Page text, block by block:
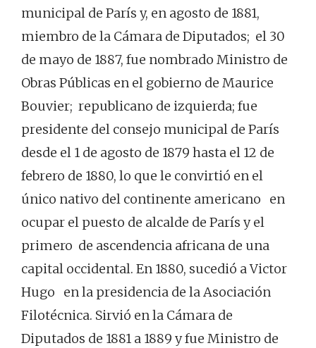
municipal de París y, en agosto de 1881,
miembro de la Cámara de Diputados; ​ el 30
de mayo de 1887, fue nombrado Ministro de
Obras Públicas en el gobierno de Maurice
Bouvier; republicano de izquierda; fue
presidente del consejo municipal de París​
desde el 1 de agosto de 1879 hasta el 12 de
febrero de 1880, lo que le convirtió en el
único nativo del continente americano en
ocupar el puesto de alcalde de París y el
primero de ascendencia africana de una
capital occidental. En 1880, sucedió a Victor
Hugo en la presidencia de la Asociación
Filotécnica. Sirvió en la Cámara de
Diputados de 1881 a 1889 y fue Ministro de